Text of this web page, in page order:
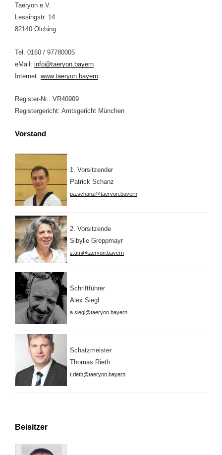
Taeryon e.V.
Lessingstr. 14
82140 Olching
Tel. 0160 / 97780005
eMail: info@taeryon.bayern
Internet: www.taeryon.bayern
Register-Nr.: VR40909
Registergericht: Amtsgericht München
Vorstand
1. Vorsitzender
Patrick Schanz
pa.schanz@taeryon.bayern
2. Vorsitzende
Sibylle Greppmayr
s.gm@taeryon.bayern
Schriftführer
Alex Siegl
a.siegl@taeryon.bayern
Schatzmeister
Thomas Rieth
t.rieth@taeryon.bayern
Beisitzer